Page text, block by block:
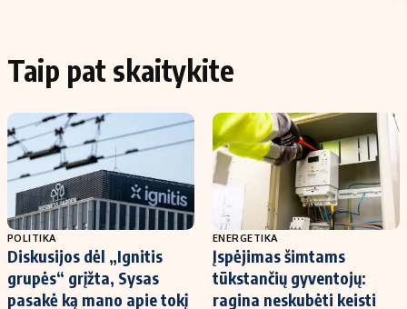
Taip pat skaitykite
POLITIKA
Diskusijos dėl „Ignitis
grupės“ grįžta, Sysas
pasakė ką mano apie tokį
ENERGETIKA
Įspėjimas šimtams
tūkstančių gyventojų:
ragina neskubėti keisti